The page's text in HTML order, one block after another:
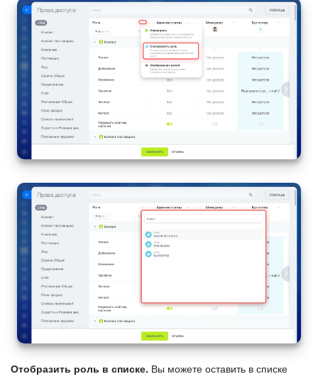
Отобразить роль в списке. Вы можете оставить в списке